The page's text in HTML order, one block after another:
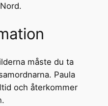
måste du ta
Paula
och återkommer